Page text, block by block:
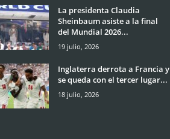
La presidenta Claudia
Sheinbaum asiste a la final
del Mundial 2026...
19 julio, 2026
Inglaterra derrota a Francia y
se queda con el tercer lugar...
18 julio, 2026